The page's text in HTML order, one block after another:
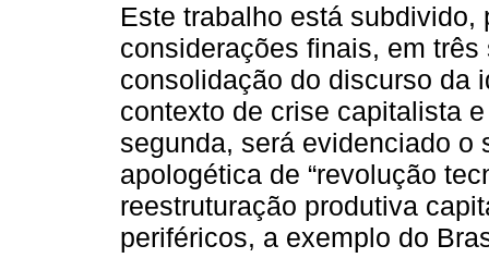
Este trabalho está
considerações finais, em
consolidação do discurso da
contexto de crise capitalista
segunda, será evidenciado o
apologética de “revolução
reestruturação produtiva
periféricos, a exemplo do